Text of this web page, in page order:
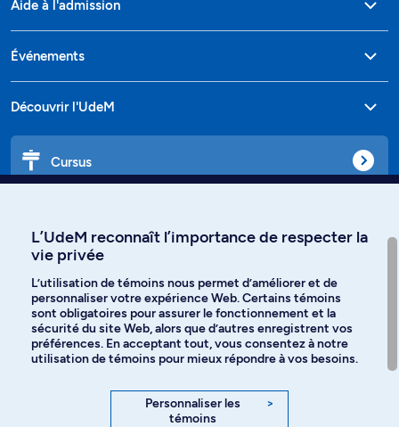
Aide à l'admission
Événements
Découvrir l'UdeM
Cursus
Langues
Facebook Instagram
YouTube
L’UdeM reconnaît l’importance de respecter la
vie privée
L’utilisation de témoins nous permet d’améliorer et de
personnaliser votre expérience Web. Certains témoins
sont obligatoires pour assurer le fonctionnement et la
sécurité du site Web, alors que d’autres enregistrent vos
préférences. En acceptant tout, vous consentez à notre
utilisation de témoins pour mieux répondre à vos besoins.
Personnaliser les
témoins
>